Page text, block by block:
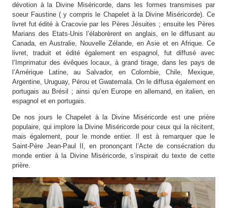
dévotion à la Divine Miséricorde, dans les formes transmises par
soeur Faustine ( y compris le Chapelet à la Divine Miséricorde). Ce
livret fut édité à Cracovie par les Pères Jésuites ; ensuite les Pères
Marians des Etats-Unis l’élaborèrent en anglais, en le diffusant au
Canada, en Australie, Nouvelle Zélande, en Asie et en Afrique. Ce
livret, traduit et édité également en espagnol, fut diffusé avec
l’Imprimatur des évêques locaux, à grand tirage, dans les pays de
l’Amérique Latine, au Salvador, en Colombie, Chile, Mexique,
Argentine, Uruguay, Pérou et Gwatemala. On le diffusa également en
portugais au Brésil ; ainsi qu’en Europe en allemand, en italien, en
espagnol et en portugais.
De nos jours le Chapelet à la Divine Miséricorde est une prière
populaire, qui implore la Divine Miséricorde pour ceux qui la récitent,
mais également, pour le monde entier. Il est à remarquer que le
Saint-Père Jean-Paul II, en prononçant l’Acte de consécration du
monde entier à la Divine Miséricorde, s’inspirait du texte de cette
prière.